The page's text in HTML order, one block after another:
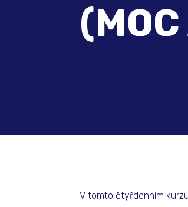
V tomto čtyřdenním